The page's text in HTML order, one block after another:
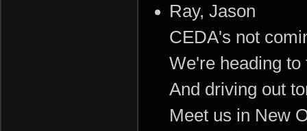
Ray, Jason
CEDA's not
We're heading to
And driving out
Meet us in New